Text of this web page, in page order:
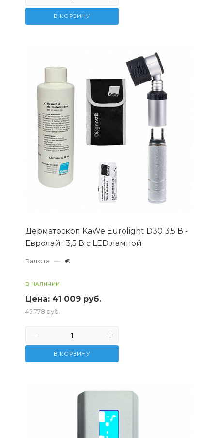
В КОРЗИНУ
Дерматоскоп KaWe Eurolight D30 3,5 В -
Евролайт 3,5 В с LED лампой
Валюта — €
В НАЛИЧИИ
Цена: 41 009 руб.
45 778 руб.
В КОРЗИНУ